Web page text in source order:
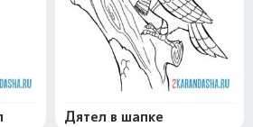
Дятел в шапке